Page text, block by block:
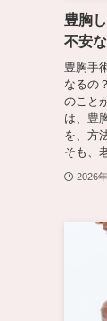
豊胸
不安
豊胸手
なるの
のこと
は、豊
を、方
そも、
2026